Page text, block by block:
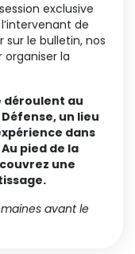
exclusive
de
sur le bulletin, nos
organiser la
déroulent au
un lieu
dans
pied de la
une
avant le